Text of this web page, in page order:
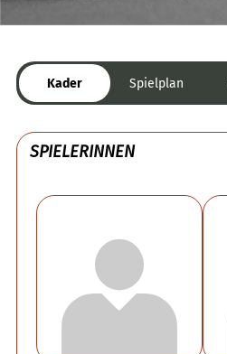
Kader Spielplan
SPIELERINNEN